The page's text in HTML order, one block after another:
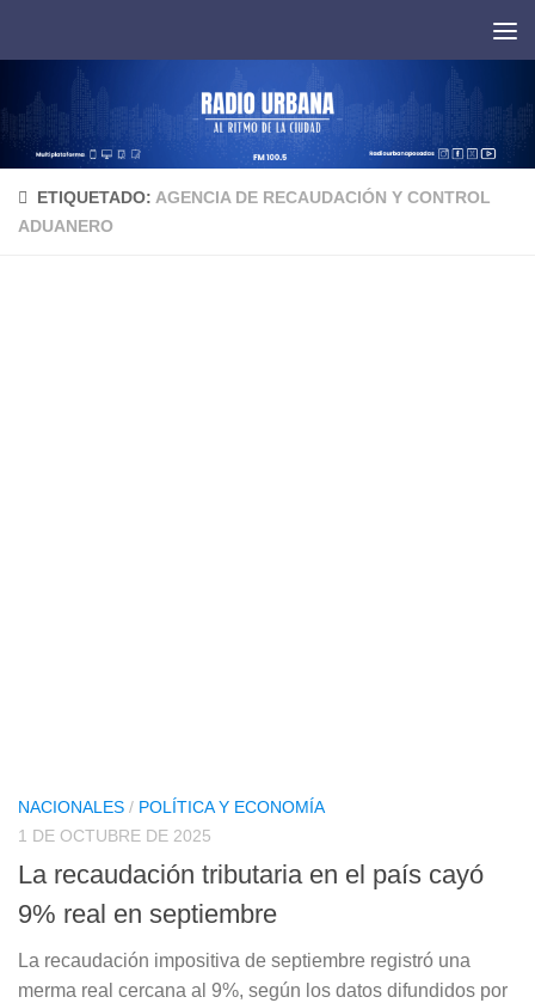
ETIQUETADO: AGENCIA DE RECAUDACIÓN Y CONTROL
ADUANERO
NACIONALES / POLÍTICA Y ECONOMÍA
1 DE OCTUBRE DE 2025
La recaudación tributaria en el país cayó
9% real en septiembre
La recaudación impositiva de septiembre registró una
merma real cercana al 9%, según los datos difundidos por